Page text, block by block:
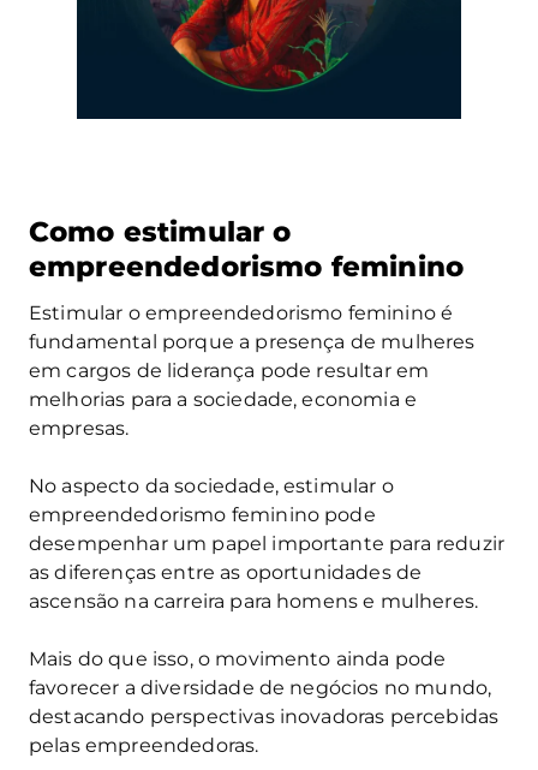
Como estimular o
empreendedorismo feminino
Estimular o empreendedorismo feminino é
fundamental porque a presença de mulheres
em cargos de liderança pode resultar em
melhorias para a sociedade, economia e
empresas.
No aspecto da sociedade, estimular o
empreendedorismo feminino pode
desempenhar um papel importante para reduzir
as diferenças entre as oportunidades de
ascensão na carreira para homens e mulheres.
Mais do que isso, o movimento ainda pode
favorecer a diversidade de negócios no mundo,
destacando perspectivas inovadoras percebidas
pelas empreendedoras.